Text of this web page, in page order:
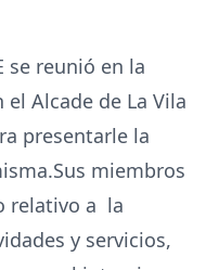
se reunió en la
Alcade de La Vila
presentarle la
miembros
relativo a la
y servicios,